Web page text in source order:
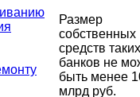
Размер
собственных
средств таких
банков не
быть менее
млрд руб.